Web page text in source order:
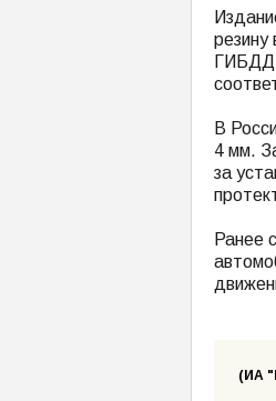
ГИБДД
В
4 мм.
за
Ранее
(ИА